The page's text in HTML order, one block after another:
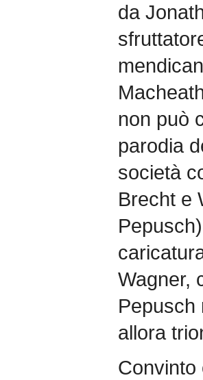
da
non può
parodia
società
Brecht e
Wagner,
Pepusch
allora
Convinto